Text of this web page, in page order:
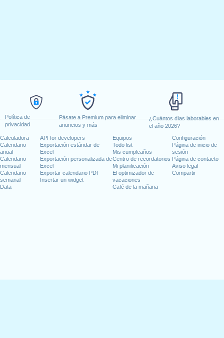
Política de
privacidad
Pásate a Premium para eliminar
anuncios y más
¿Cuántos días laborables en
el año 2026?
Calculadora
Calendario
anual
Calendario
mensual
Calendario
semanal
Data
API for developers
Exportación estándar de
Excel
Exportación personalizada de
Excel
Exportar calendario PDF
Insertar un widget
Equipos
Todo list
Mis cumpleaños
Centro de recordatorios
Mi planificación
El optimizador de
vacaciones
Café de la mañana
Configuración
Página de inicio de
sesión
Página de contacto
Aviso legal
Compartir